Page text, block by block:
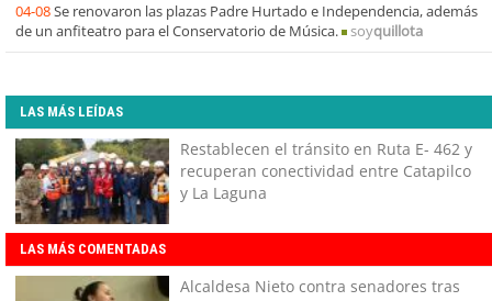
04-08Se renovaron las plazas Padre Hurtado e Independencia, además
de un anfiteatro para el Conservatorio de Música.
soyquillota
LAS MÁS LEÍDAS
Restablecen el tránsito en Ruta E- 462 y
recuperan conectividad entre Catapilco
y La Laguna
LAS MÁS COMENTADAS
Alcaldesa Nieto contra senadores tras